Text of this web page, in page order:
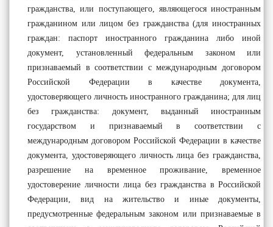
гражданства, или поступающего, являющегося иностранным
гражданином или лицом без гражданства (для иностранных
граждан: паспорт иностранного гражданина либо иной
документ, установленный федеральным законом или
признаваемый в соответствии с международным договором
Российской Федерации в качестве документа,
удостоверяющего личность иностранного гражданина; для лиц
без гражданства: документ, выданный иностранным
государством и признаваемый в соответствии с
международным договором Российской Федерации в качестве
документа, удостоверяющего личность лица без гражданства,
разрешение на временное проживание, временное
удостоверение личности лица без гражданства в Российской
Федерации, вид на жительство и иные документы,
предусмотренные федеральным законом или признаваемые в